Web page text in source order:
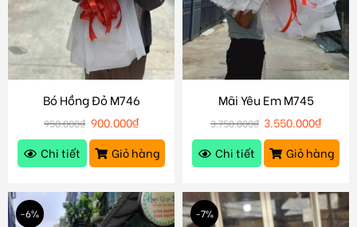
Bó Hồng Đỏ M746
950.000₫ 900.000₫
Chi tiết
Giỏ hàng
Mãi Yêu Em M745
3.750.000₫ 3.550.000₫
Chi tiết
Giỏ hàng
-6% -7%